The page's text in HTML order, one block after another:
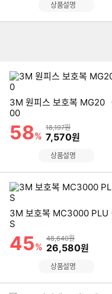
상품설명
3M 원피스 보호복 MG20
00
할인률
58%
상품금액
18,197원
할인금액
7,570원
상품설명
3M 보호복 MC3000 PLU
S
할인률
45%
상품금액
48,640원
할인금액
26,580원
상품설명